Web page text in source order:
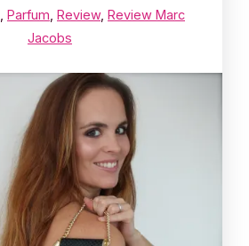
Parfum Review, Review Marc
Jacobs